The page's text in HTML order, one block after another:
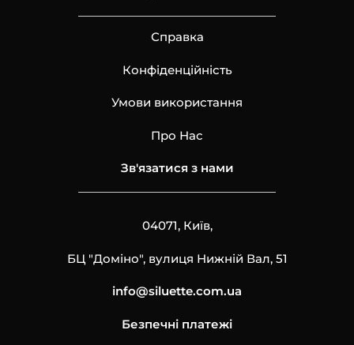
Справка
Конфіденційність
Умови використання
Про Нас
Зв'язатися з нами
04071, Київ,
БЦ "Доміно", вулиця Нижній Вал, 51
info@siluette.com.ua
Безпечні платежі